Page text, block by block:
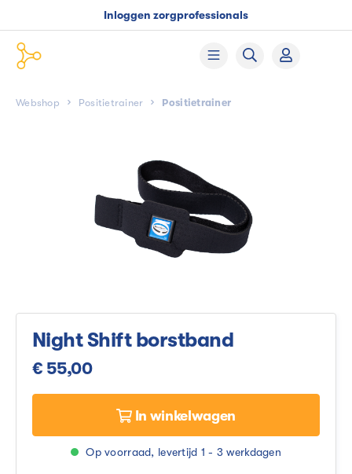
Inloggen zorgprofessionals
Webshop Positietrainer Positietrainer
Night Shift borstband
€ 55,00
In winkelwagen
Op voorraad, levertijd 1 - 3 werkdagen